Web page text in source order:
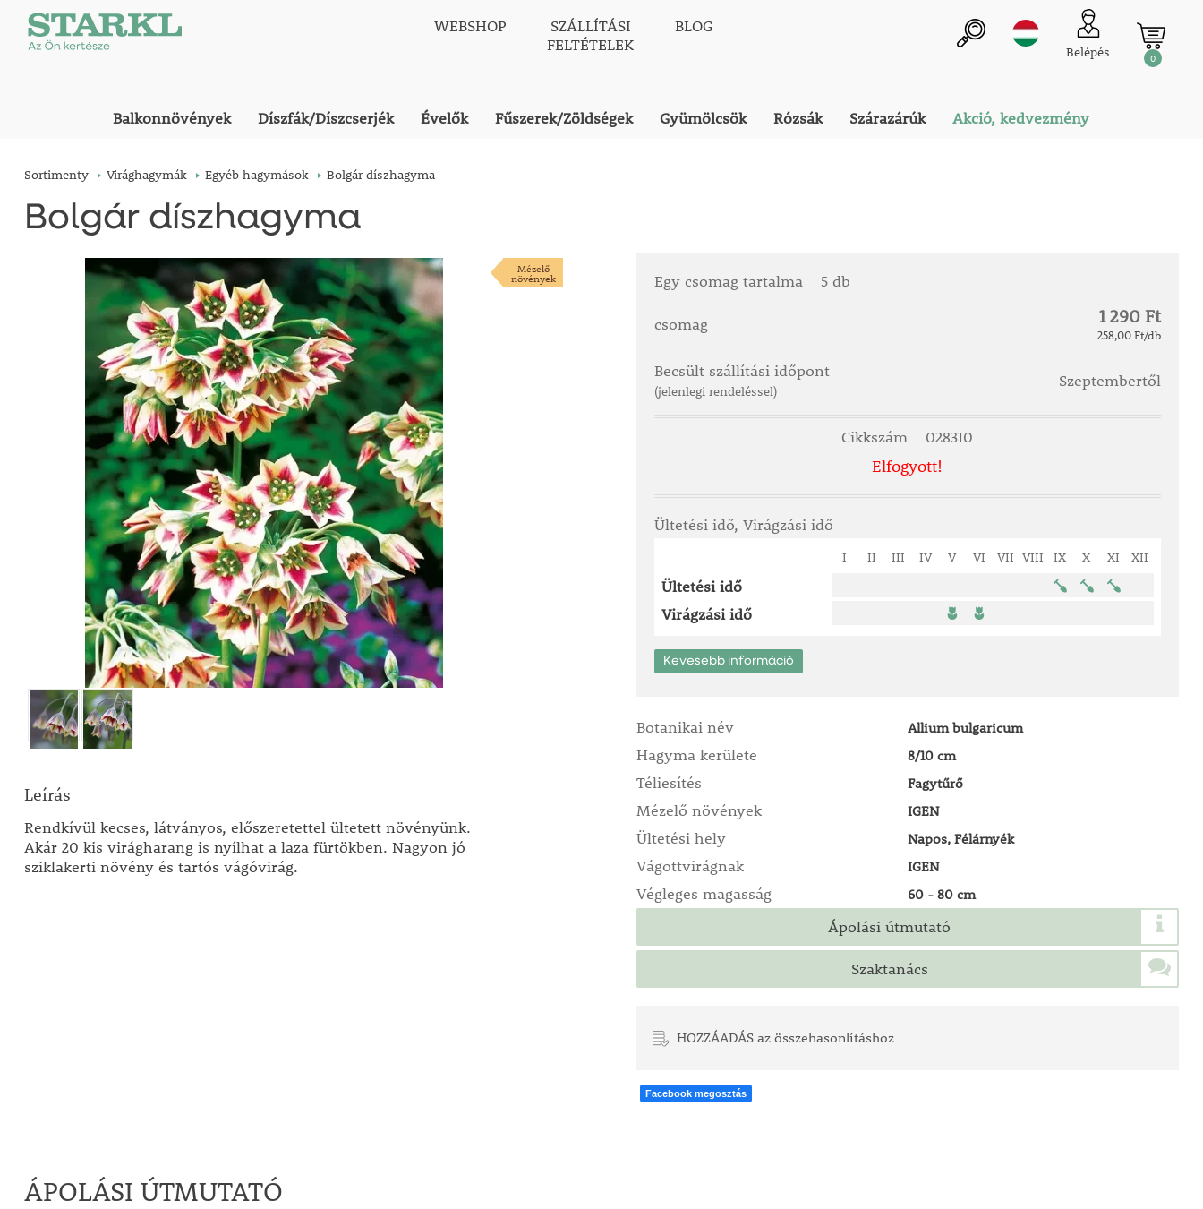
WEBSHOP
SZÁLLÍTÁSI
FELTÉTELEK
BLOG
Belépés 0
Balkonnövények Díszfák/Díszcserjék Évelők Fűszerek/Zöldségek Gyümölcsök Rózsák Szárazárúk Akció, kedvezmény
Sortimenty Virághagymák Egyéb hagymások Bolgár díszhagyma
Bolgár díszhagyma
Mézelő
növények
Leírás
Rendkívül kecses, látványos, előszeretettel ültetett növényünk.
Akár 20 kis virágharang is nyílhat a laza fürtökben. Nagyon jó
sziklakerti növény és tartós vágóvirág.
Egy csomag tartalma 5 db
csomag 1 290 Ft
258,00 Ft/db
Becsült szállítási időpont
(jelenlegi rendeléssel)
Szeptembertől
Cikkszám 028310
Elfogyott!
Ültetési idő, Virágzási idő
I II III IV V VI VII VIII IX X XI XII
Ültetési idő
Virágzási idő
Kevesebb információ
Botanikai név Allium bulgaricum
Hagyma kerülete 8/10 cm
Téliesítés Fagytűrő
Mézelő növények IGEN
Ültetési hely Napos, Félárnyék
Vágottvirágnak IGEN
Végleges magasság 60 - 80 cm
Ápolási útmutató
Szaktanács
HOZZÁADÁS az összehasonlításhoz
Facebook megosztás
ÁPOLÁSI ÚTMUTATÓ